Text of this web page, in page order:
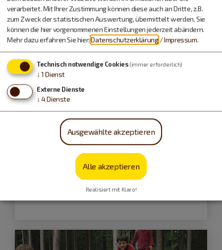
Hafenbrunnenweg
verarbeitet. Mit Ihrer Zustimmung können diese auch an Dritte, z.B.
zum Zweck der statistischen Auswertung, übermittelt werden. Sie
können die hier vorgenommenen Einstellungen jederzeit abändern.
Mehr dazu erfahren Sie hier:Datenschutzerklärung /Impressum.
Technisch notwendige Cookies (immer erforderlich)
↓ 1 Dienst
Externe Dienste
↓ 4Dienste
Ausgewählte akzeptieren
Alle akzeptieren
Realisiert mit Klaro!